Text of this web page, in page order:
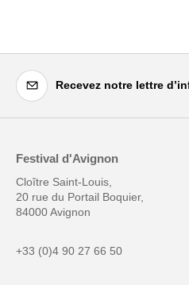
Recevez notre lettre
Festival d'Avignon
Cloître Saint-Louis,
20 rue du Portail Boquier,
84000 Avignon
+33 (0)4 90 27 66 50